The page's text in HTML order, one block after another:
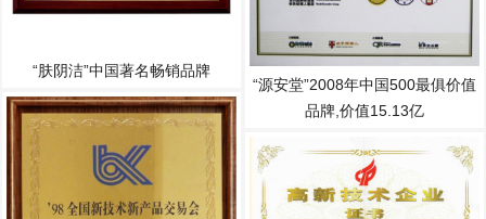
“肤阴洁”中国著名畅销品牌
“源安堂”2008年中国500最俱价值
品牌,价值15.13亿